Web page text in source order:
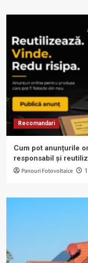
Recomandari
Cum pot anunțurile
responsabil și
Panouri Fotovoltaice